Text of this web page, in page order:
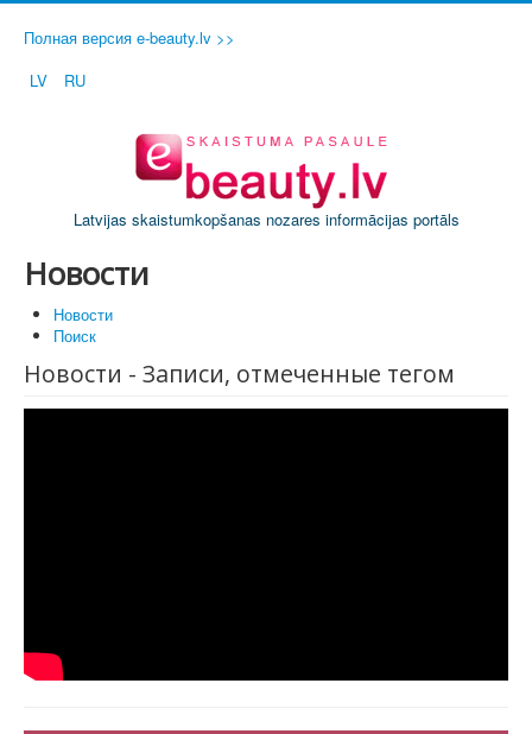
Полная версия e-beauty.lv >>
LV
RU
Latvijas skaistumkopšanas nozares informācijas portāls
Новости
Новости
Поиск
Новости - Записи, отмеченные тегом